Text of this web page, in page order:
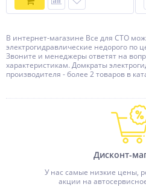
В интернет-магазине Все для СТО
электрогидравлические недорого по
Звоните и менеджеры ответят на
характеристикам. Домкраты
производителя - более 2 товаров в
Дисконт-
У нас самые низкие цены,
акции на